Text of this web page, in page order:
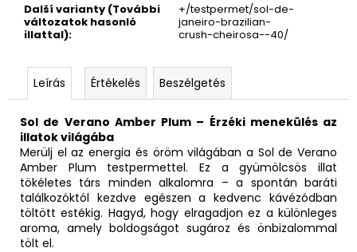
Další varianty (További
változatok hasonló
illattal):
+/testpermet/sol-de-
janeiro-brazilian-
crush-cheirosa--40/
Leírás Értékelés Beszélgetés
Sol de Verano Amber Plum – Érzéki menekülés az
illatok világába
Merülj el az energia és öröm világában a Sol de Verano
Amber Plum testpermettel. Ez a gyümölcsös illat
tökéletes társ minden alkalomra – a spontán baráti
találkozóktól kezdve egészen a kedvenc kávézódban
töltött estékig. Hagyd, hogy elragadjon ez a különleges
aroma, amely boldogságot sugároz és önbizalommal
tölt el.